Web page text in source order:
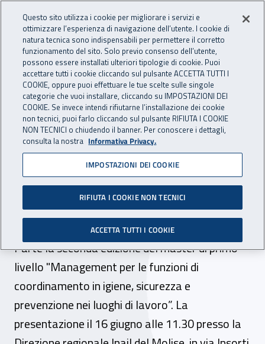
INAIL - Istituto Nazionale
Apri cerca
Navigazione principale
Navigazione - Ti trovi in:
Home Inail comunica News
14 giugno 2017
Molise, Inail e Unimol
insieme per formare
manager della sicurezza
Parte la seconda edizione del master di primo
livello "Management per le funzioni di
coordinamento in igiene, sicurezza e
prevenzione nei luoghi di lavoro”. La
presentazione il 16 giugno alle 11.30 presso la
Questo sito utilizza i cookie per migliorare i servizi e
ottimizzare l’esperienza di navigazione dell’utente. I cookie di
natura tecnica sono indispensabili per permettere il corretto
funzionamento del sito. Solo previo consenso dell’utente,
possono essere installati ulteriori tipologie di cookie. Puoi
accettare tutti i cookie cliccando sul pulsante ACCETTA TUTTI I
COOKIE, oppure puoi effettuare le tue scelte sulle singole
categorie che vuoi installare, cliccando su IMPOSTAZIONI DEI
COOKIE. Se invece intendi rifiutarne l’installazione dei cookie
non tecnici, puoi farlo cliccando sul pulsante RIFIUTA I COOKIE
NON TECNICI o chiudendo il banner. Per conoscere i dettagli,
consulta la nostra Informativa Privacy.
IMPOSTAZIONI DEI COOKIE
RIFIUTA I COOKIE NON TECNICI
ACCETTA TUTTI I COOKIE